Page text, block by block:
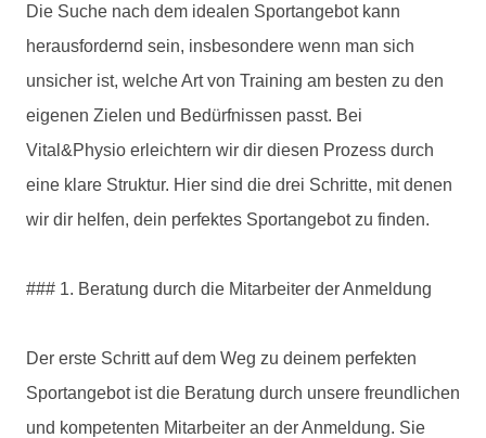
Die Suche nach dem idealen Sportangebot kann
herausfordernd sein, insbesondere wenn man sich
unsicher ist, welche Art von Training am besten zu den
eigenen Zielen und Bedürfnissen passt. Bei
Vital&Physio erleichtern wir dir diesen Prozess durch
eine klare Struktur. Hier sind die drei Schritte, mit denen
wir dir helfen, dein perfektes Sportangebot zu finden.
### 1. Beratung durch die Mitarbeiter der Anmeldung
Der erste Schritt auf dem Weg zu deinem perfekten
Sportangebot ist die Beratung durch unsere freundlichen
und kompetenten Mitarbeiter an der Anmeldung. Sie